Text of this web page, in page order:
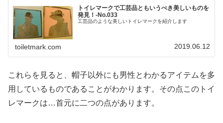
トイレマークで工芸品ともいうべき美しいものを
発見！-No.033
工芸品のような美しいトイレマークを紹介します
toiletmark.com 2019.06.12
これらを見ると、帽子以外にも男性とわかるアイテムを多
用しているものであることがわかります。その点このトイ
レマークは…首元に二つの点があります。